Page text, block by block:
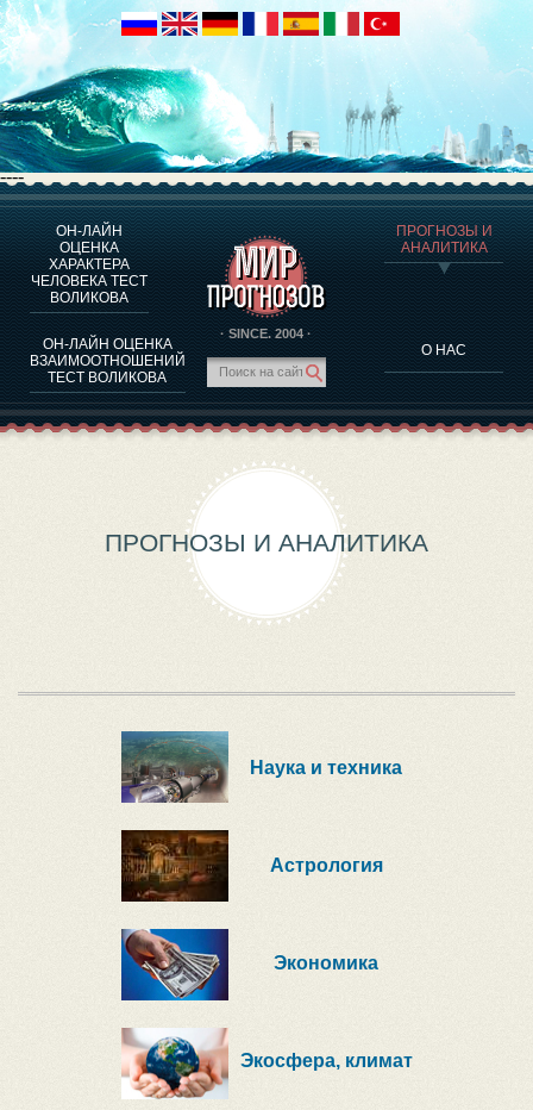
----
ОН-ЛАЙН
ОЦЕНКА
ХАРАКТЕРА
ЧЕЛОВЕКА ТЕСТ
ВОЛИКОВА
ОН-ЛАЙН ОЦЕНКА
ВЗАИМООТНОШЕНИЙ
ТЕСТ ВОЛИКОВА
· SINCE. 2004 ·
ПРОГНОЗЫ И
АНАЛИТИКА
О НАС
О ПРОГРАММЕ
ОЦЕНКА ХАРАКТЕРA ЧЕЛОВЕКА
ОЦЕНКА ХАРАКТЕРА ВЫДАЮЩИХСЯ ЛИЧНОСТЕЙ
О ПРОГРАММЕ
ТЕСТ НА СОВМЕСТИМОСТЬ ВОЛИКОВА
ПРОГНОЗЫ И АНАЛИТИКА
ПРОГНОЗЫ И АНАЛИТИКА
Наука и техника
Астрология
Экономика
Экосфера, климат